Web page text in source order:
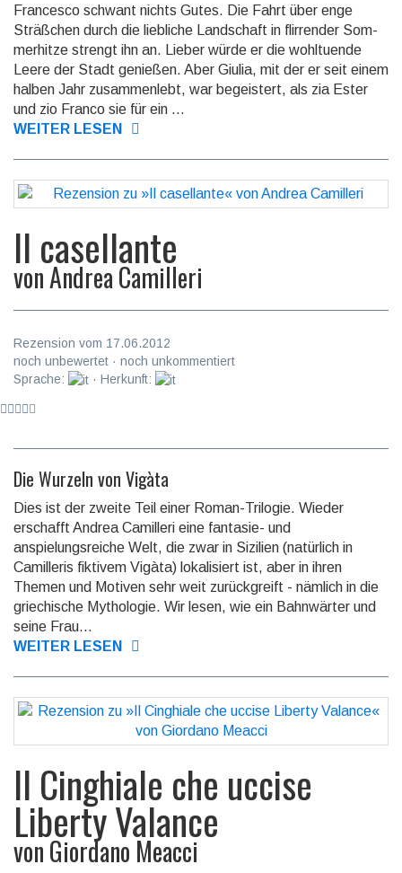
Francesco schwant nichts Gutes. Die Fahrt über enge
Sträßchen durch die liebliche Land­schaft in flir­ren­der Som­
mer­hit­ze strengt ihn an. Lieber würde er die wohl­tu­en­de
Leere der Stadt ge­nie­ßen. Aber Giu­lia, mit der er seit einem
halben Jahr zu­sam­men­lebt, war be­geis­tert, als zia Ester
und zio Franco sie für ein ...
WEITER LESEN
Il casellante
vonAndrea Camilleri
Rezension vom 17.06.2012
noch unbewertet · noch unkommentiert
Sprache:
· Herkunft:
Die Wurzeln von Vigàta
Dies ist der zweite Teil einer Roman-Trilogie. Wieder
erschafft Andrea Camilleri eine fantasie- und
anspielungsreiche Welt, die zwar in Sizilien (natürlich in
Camilleris fiktivem Vigàta) lokalisiert ist, aber in ihren
Themen und Motiven sehr weit zurückgreift - nämlich in die
griechische Mythologie. Wir lesen, wie ein Bahnwärter und
seine Frau...
WEITER LESEN
Il Cinghiale che uccise
Liberty Valance
vonGiordano Meacci